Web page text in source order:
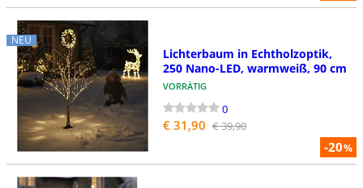
NEU
-20%
Lichterbaum in Echtholzoptik,
250 Nano-LED, warmweiß, 90 cm
VORRÄTIG
0
€ 31,90 € 39,90